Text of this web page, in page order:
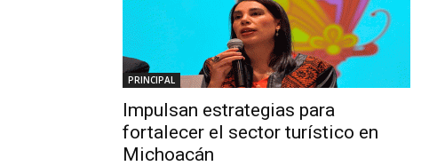
PRINCIPAL
Impulsan estrategias para
fortalecer el sector turístico en
Michoacán